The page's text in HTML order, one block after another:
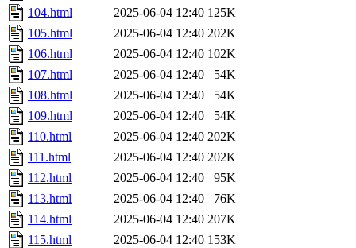
104.html
2025-06-04 12:40 125K
105.html
2025-06-04 12:40 202K
106.html
2025-06-04 12:40 102K
107.html
2025-06-04 12:40
54K
108.html
2025-06-04 12:40
54K
109.html
2025-06-04 12:40
54K
110.html
2025-06-04 12:40 202K
111.html
2025-06-04 12:40 202K
112.html
2025-06-04 12:40
95K
113.html
2025-06-04 12:40
76K
114.html
2025-06-04 12:40 207K
115.html
2025-06-04 12:40 153K